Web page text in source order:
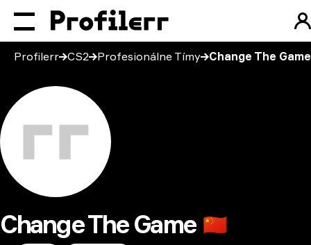
Profilerr CS2 Profesionálne Tímy Change The Game
Change The Game 🇨🇳